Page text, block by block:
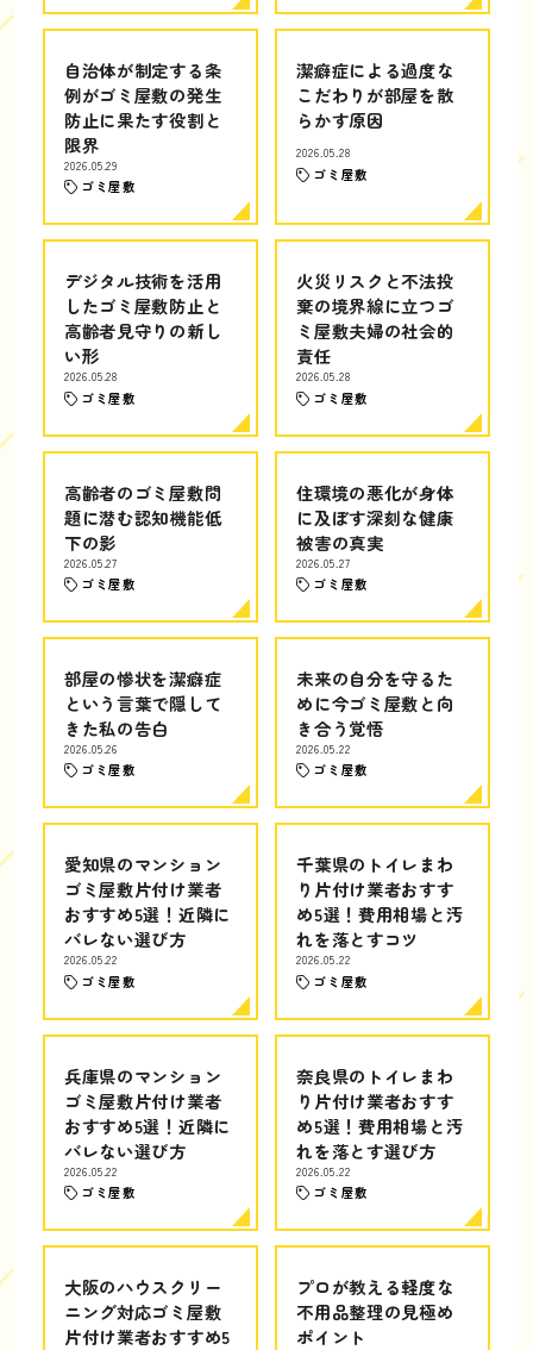
自治体が制定する条
例がゴミ屋敷の発生
防止に果たす役割と
限界
2026.05.29
ゴミ屋敷
潔癖症による過度な
こだわりが部屋を散
らかす原因
2026.05.28
ゴミ屋敷
デジタル技術を活用
したゴミ屋敷防止と
高齢者見守りの新し
い形
2026.05.28
ゴミ屋敷
火災リスクと不法投
棄の境界線に立つゴ
ミ屋敷夫婦の社会的
責任
2026.05.28
ゴミ屋敷
高齢者のゴミ屋敷問
題に潜む認知機能低
下の影
2026.05.27
ゴミ屋敷
住環境の悪化が身体
に及ぼす深刻な健康
被害の真実
2026.05.27
ゴミ屋敷
部屋の惨状を潔癖症
という言葉で隠して
きた私の告白
2026.05.26
ゴミ屋敷
未来の自分を守るた
めに今ゴミ屋敷と向
き合う覚悟
2026.05.22
ゴミ屋敷
愛知県のマンション
ゴミ屋敷片付け業者
おすすめ5選！近隣に
バレない選び方
2026.05.22
ゴミ屋敷
千葉県のトイレまわ
り片付け業者おすす
め5選！費用相場と汚
れを落とすコツ
2026.05.22
ゴミ屋敷
兵庫県のマンション
ゴミ屋敷片付け業者
おすすめ5選！近隣に
バレない選び方
2026.05.22
ゴミ屋敷
奈良県のトイレまわ
り片付け業者おすす
め5選！費用相場と汚
れを落とす選び方
2026.05.22
ゴミ屋敷
大阪のハウスクリー
ニング対応ゴミ屋敷
片付け業者おすすめ5
プロが教える軽度な
不用品整理の見極め
ポイント